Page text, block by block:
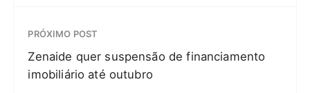
PRÓXIMO POST
Zenaide quer suspensão de financiamento
imobiliário até outubro